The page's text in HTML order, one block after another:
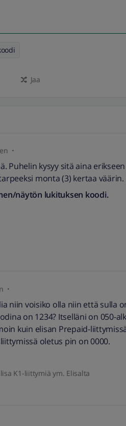
Jaa
Puhelin kysyy sitä aina
monta (3) kertaa väärin.
näytön lukituksen koodi.
niin voisiko olla niin että sulla
on 1234? Itselläni on 050-
kuin elisan Prepaid-
oletus pin on 0000.
K1-liittymiä ym. Elisalta